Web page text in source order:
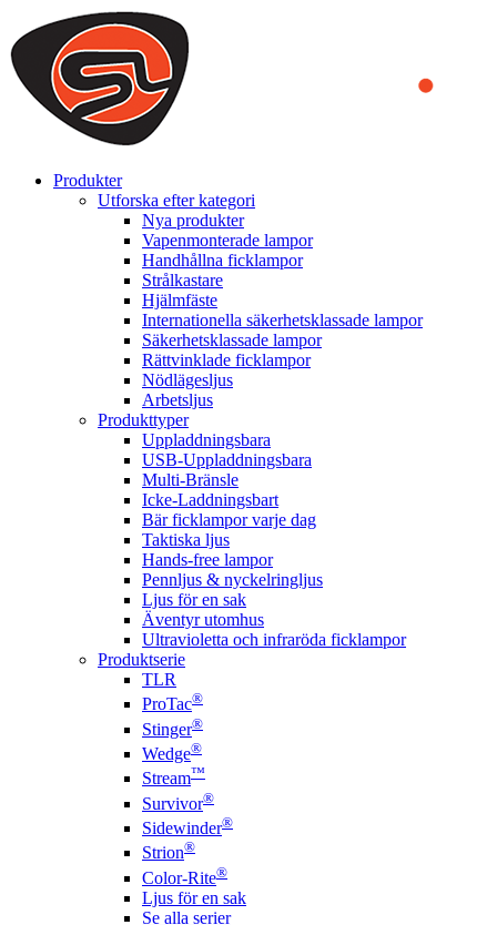
We use cookies to ensure that we provide you the best experience
on our website. By continuing to browse this website, you accept
that cookies are used to help us analyze how the website is used and
to offer you a better experience. To learn more or to find out how
you can disable cookies, you can access our
Produkter
Utforska efter kategori
Nya produkter
Vapenmonterade lampor
Handhållna ficklampor
Strålkastare
Hjälmfäste
Internationella säkerhetsklassade lampor
Säkerhetsklassade lampor
Rättvinklade ficklampor
Nödlägesljus
Arbetsljus
Produkttyper
Uppladdningsbara
USB-Uppladdningsbara
Multi-Bränsle
Icke-Laddningsbart
Bär ficklampor varje dag
Taktiska ljus
Hands-free lampor
Pennljus & nyckelringljus
Ljus för en sak
Äventyr utomhus
Ultravioletta och infraröda ficklampor
Produktserie
TLR
ProTac®
Stinger®
Wedge®
Stream™
Survivor®
Sidewinder®
Strion®
Color-Rite®
Ljus för en sak
Se alla serier